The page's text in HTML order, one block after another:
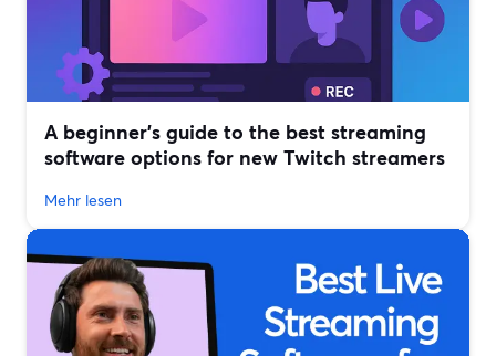
A beginner’s guide to the best streaming
software options for new Twitch streamers
Mehr lesen